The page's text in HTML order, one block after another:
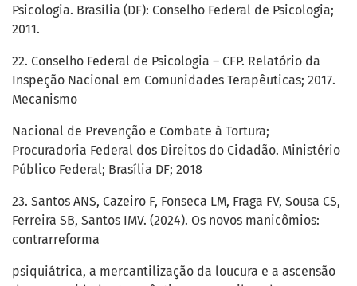
Psicologia. Brasília (DF): Conselho Federal de Psicologia;
2011.
22. Conselho Federal de Psicologia – CFP. Relatório da
Inspeção Nacional em Comunidades Terapêuticas; 2017.
Mecanismo
Nacional de Prevenção e Combate à Tortura;
Procuradoria Federal dos Direitos do Cidadão. Ministério
Público Federal; Brasília DF; 2018
23. Santos ANS, Cazeiro F, Fonseca LM, Fraga FV, Sousa CS,
Ferreira SB, Santos IMV. (2024). Os novos manicômios:
contrarreforma
psiquiátrica, a mercantilização da loucura e a ascensão